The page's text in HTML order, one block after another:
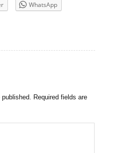
WhatsApp
Required fields are